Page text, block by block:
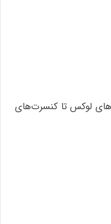
لوکس تا کنسرت‌های